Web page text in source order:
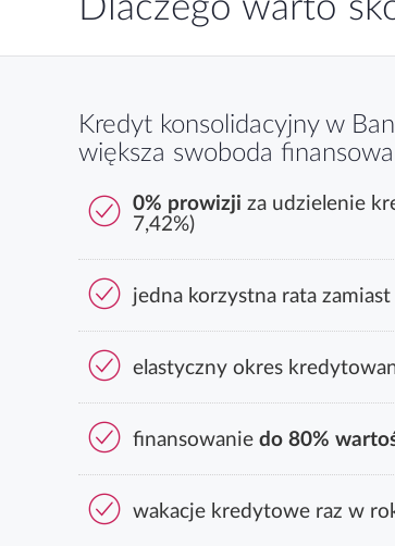
Dlaczego warto
Kredyt konsolidacyjny w
większa swoboda finansowa
0% prowizji za udzielenie
7,42%)
jedna korzystna rata zamiast
elastyczny okres
finansowanie do 80%
wakacje kredytowe raz w